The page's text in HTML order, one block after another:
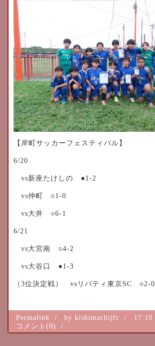
【岸町サッカーフェスティバル】
6/20
vs新座たけしの ●1-2
vs仲町 ○1-0
vs大井 ○6-1
6/21
vs大宮南 ○4-2
vs大谷口 ●1-3
（3位決定戦） vsリバティ東京SC ○2-0
Permalink by kishimachijfc
17:10
コメント(0)